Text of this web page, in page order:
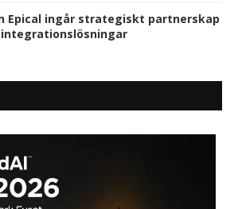
Epical ingår strategiskt partnerskap
integrationslösningar